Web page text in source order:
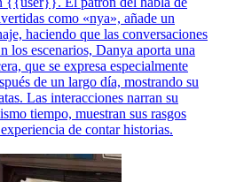
como «nya», añade un
haciendo que las conversaciones
los escenarios, Danya aporta una
que se expresa especialmente
de un largo día, mostrando su
Las interacciones narran su
tiempo, muestran sus rasgos
de contar historias.